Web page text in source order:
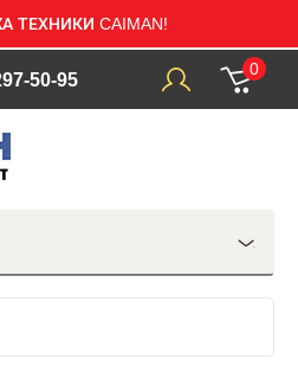
ТЕХНИКИ CAIMAN!
50-95
0